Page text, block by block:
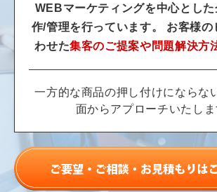
WEBマーケティングを中心とした
作/管理を行っています。
お客様の
わせた集客のご提案や問題解決方
一方的な商品の押し付けにならな
面からアプローチいたしま